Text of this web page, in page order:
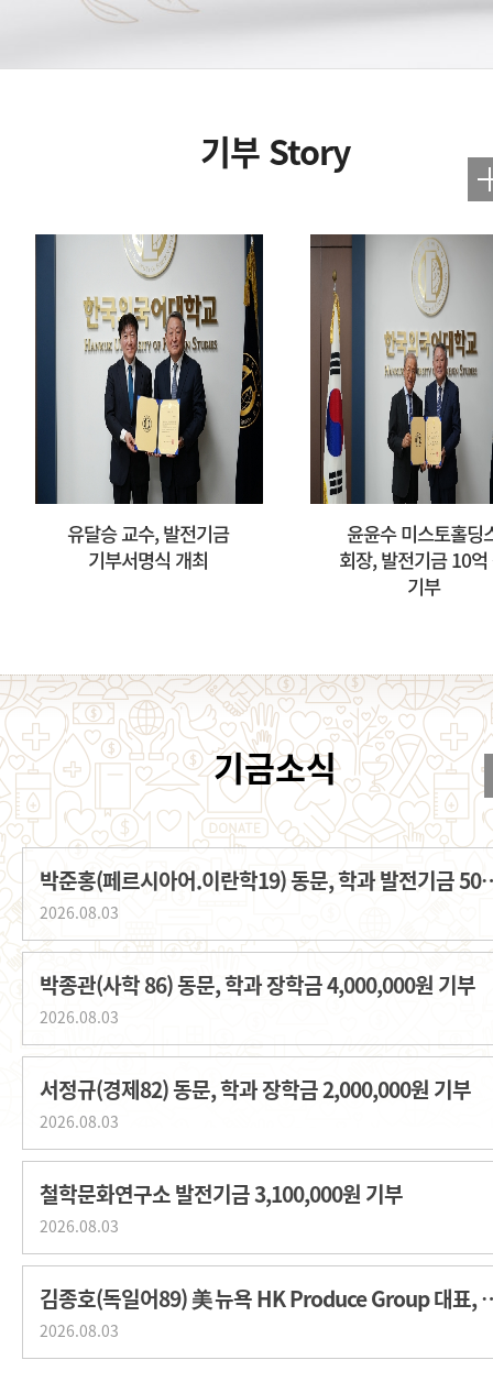
기부 Story
유달승 교수, 발전기금
기부서명식 개최
윤윤수 미스토홀딩
회장, 발전기금 10억
기부
박준홍(페르시아어.이
2026.08.03
박종관(사학 86) 동문, 학과 장학금 4,000,000원 기부
2026.08.03
서정규(경제82) 동문, 학과 장학금 2,000,000원 기부
2026.08.03
철학문화연구소 발전기금 3,100,000원 기부
2026.08.03
김종호(독일어89) 美
2026.08.03